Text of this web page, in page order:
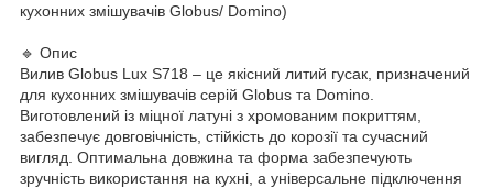
кухонних змішувачів Globus/ Domino)
🔹 Опис
Вилив Globus Lux S718 – це якісний литий гусак, призначений
для кухонних змішувачів серій Globus та Domino.
Виготовлений із міцної латуні з хромованим покриттям,
забезпечує довговічність, стійкість до корозії та сучасний
вигляд. Оптимальна довжина та форма забезпечують
зручність використання на кухні, а універсальне підключення